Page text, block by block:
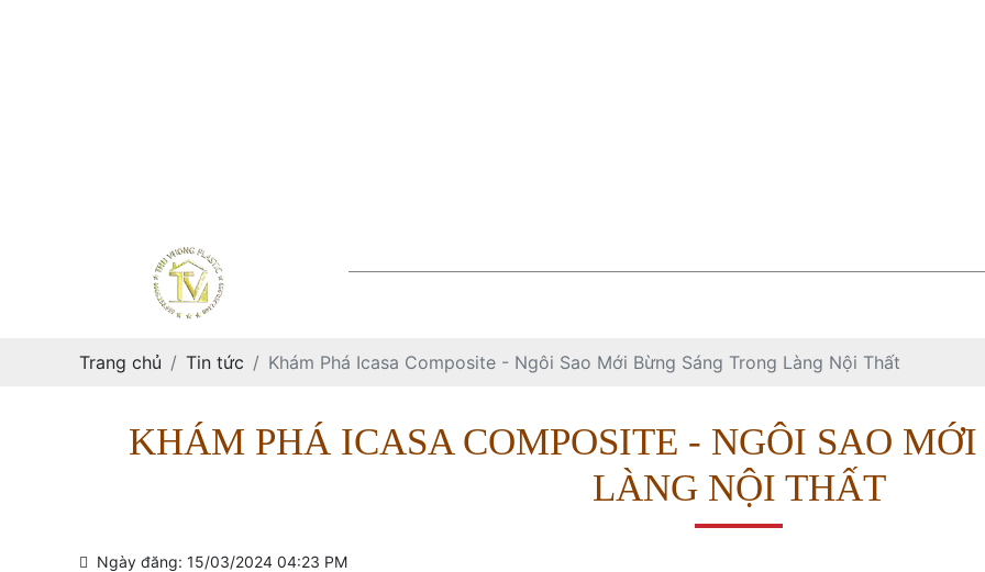
Trang chủ Tin tức Khám Phá Icasa Composite - Ngôi Sao Mới Bừng Sáng Trong Làng Nội Thất
KHÁM PHÁ ICASA COMPOSITE - NGÔI SAO
LÀNG NỘI THẤT
Ngày đăng: 15/03/2024 04:23 PM